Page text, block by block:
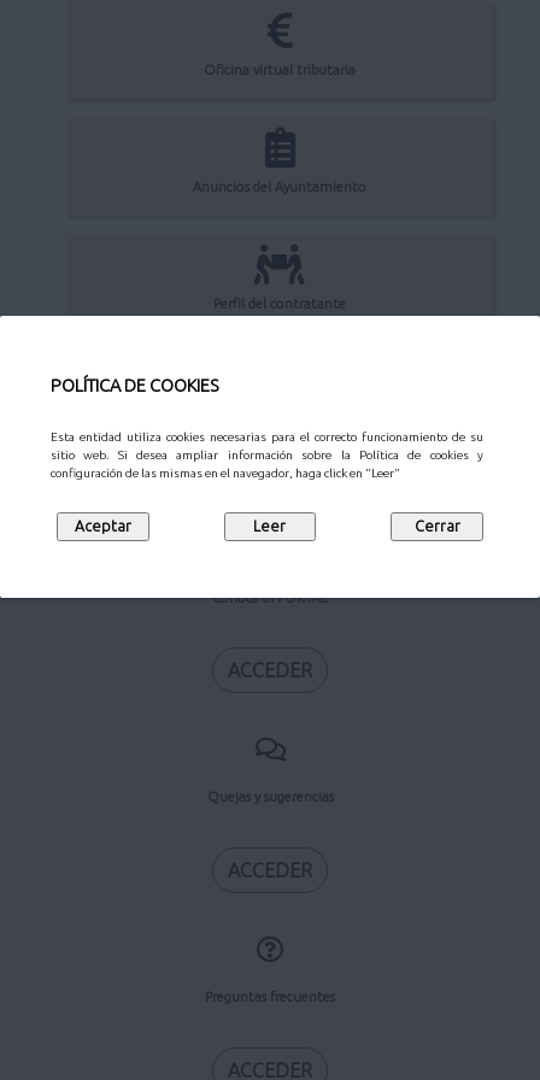
POLÍTICA DE COOKIES
Esta entidad utiliza cookies necesarias para el correcto funcionamiento de su
sitio web. Si desea ampliar información sobre la Política de cookies y
configuración de las mismas en el navegador, haga click en "Leer"
Oficina virtual tributaria
Anuncios del Ayuntamiento
Perfil del contratante
Conoce el PORTAL
ACCEDER
Quejas y sugerencias
ACCEDER
Preguntas frecuentes
ACCEDER